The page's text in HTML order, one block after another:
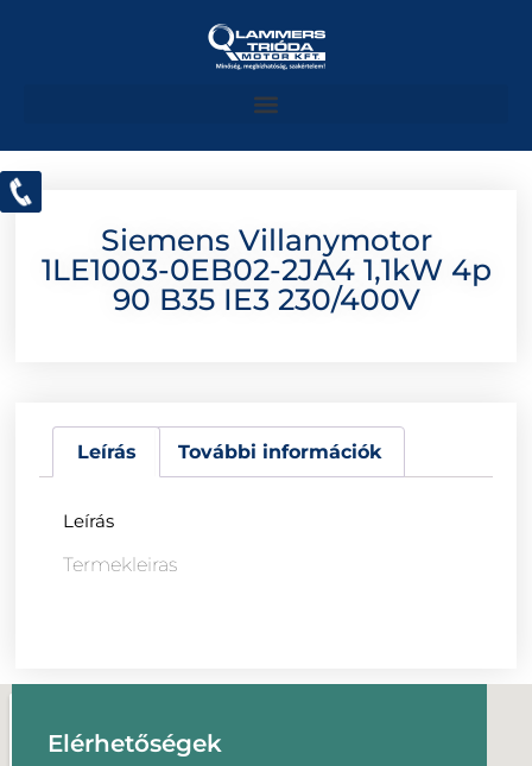
Siemens Villanymotor
1LE1003-0EB02-2JA4 1,1kW 4p
90 B35 IE3 230/400V
Leírás További információk
Leírás
Termekleiras
Elérhetőségek